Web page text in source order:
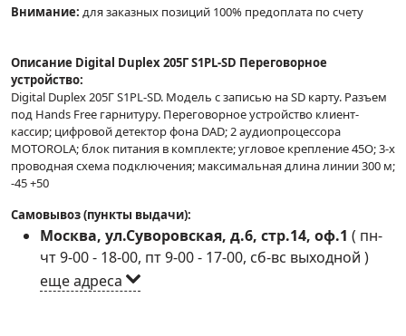
Внимание: для заказных позиций 100% предоплата по счету
Описание Digital Duplex 205Г S1PL-SD Переговорное
устройство:
Digital Duplex 205Г S1PL-SD. Модель с записью на SD карту. Разъем
под Hands Free гарнитуру. Переговорное устройство клиент-
кассир; цифровой детектор фона DAD; 2 аудиопроцессора
MOTOROLA; блок питания в комплекте; угловое крепление 45О; 3-х
проводная схема подключения; максимальная длина линии 300 м;
-45 +50
Самовывоз (пункты выдачи):
Москва, ул.Суворовская, д.6, стр.14, оф.1 ( пн-
чт 9-00 - 18-00, пт 9-00 - 17-00, сб-вс выходной )
еще адреса